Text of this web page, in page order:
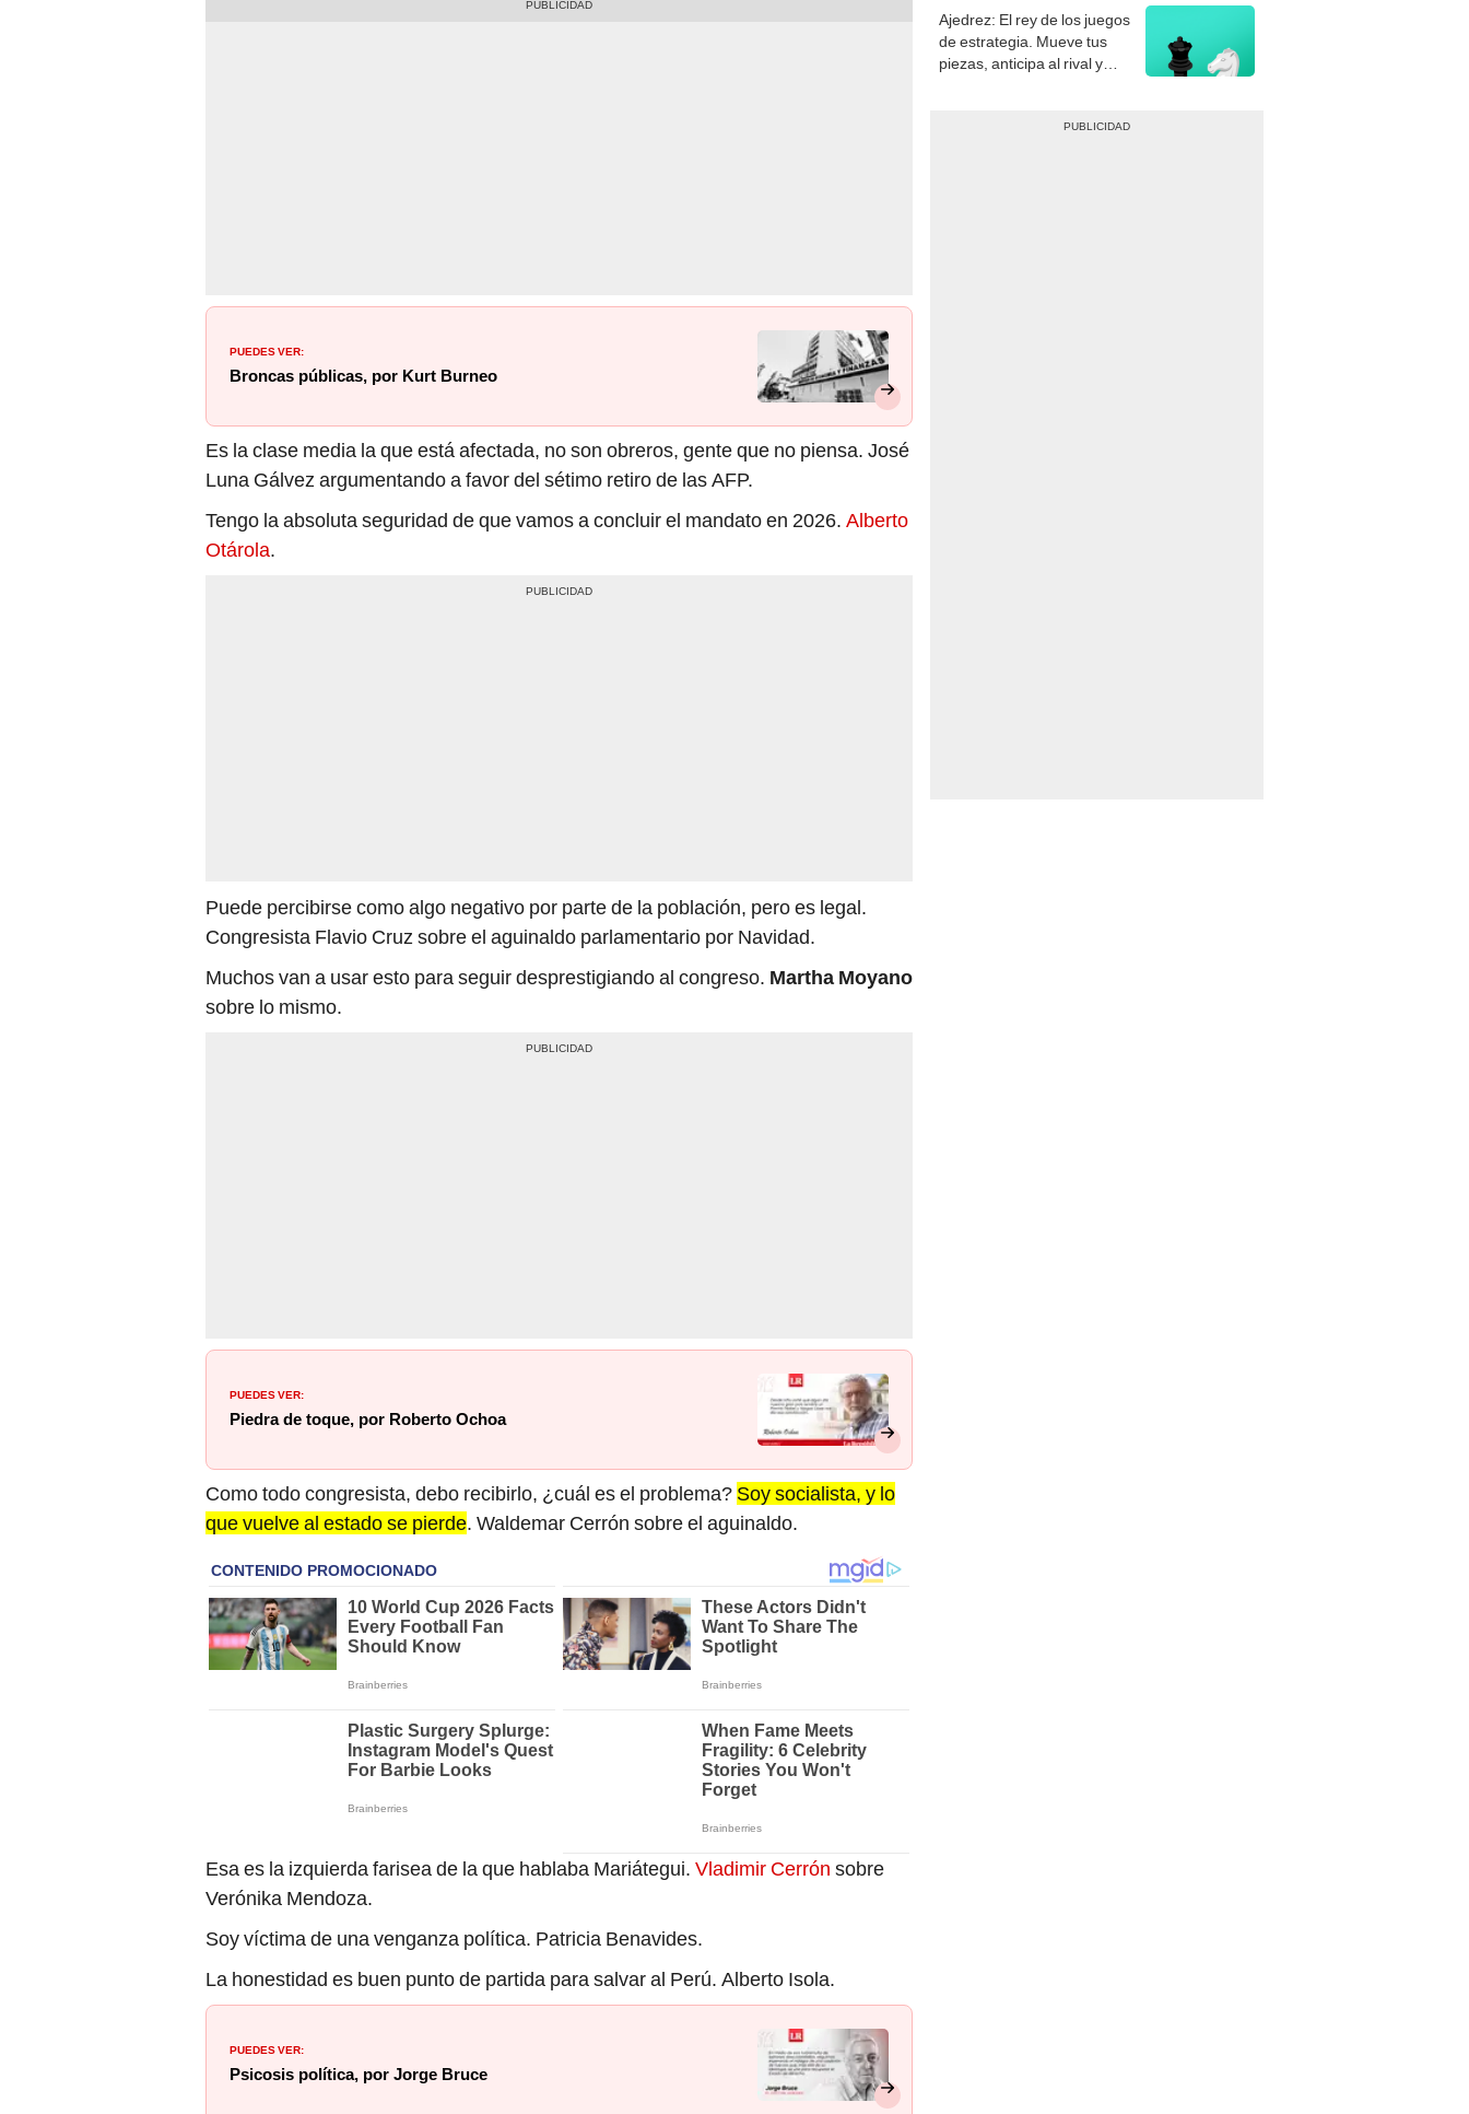
PUEDES VER:
Broncas públicas, por Kurt Burneo
Es la clase media la que está afectada, no son obreros, gente que no piensa. José
Luna Gálvez argumentando a favor del sétimo retiro de las AFP.
Tengo la absoluta seguridad de que vamos a concluir el mandato en 2026. Alberto
Otárola.
Puede percibirse como algo negativo por parte de la población, pero es legal.
Congresista Flavio Cruz sobre el aguinaldo parlamentario por Navidad.
Muchos van a usar esto para seguir desprestigiando al congreso. Martha Moyano
sobre lo mismo.
PUEDES VER:
Piedra de toque, por Roberto Ochoa
Como todo congresista, debo recibirlo, ¿cuál es el problema? Soy socialista, y lo
que vuelve al estado se pierde. Waldemar Cerrón sobre el aguinaldo.
Esa es la izquierda farisea de la que hablaba Mariátegui. Vladimir Cerrón sobre
Verónika Mendoza.
Soy víctima de una venganza política. Patricia Benavides.
La honestidad es buen punto de partida para salvar al Perú. Alberto Isola.
PUEDES VER:
Psicosis política, por Jorge Bruce
Ajedrez: El rey de los juegos
de estrategia. Mueve tus
piezas, anticipa al rival y